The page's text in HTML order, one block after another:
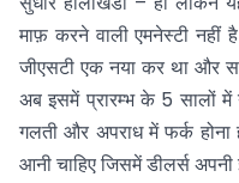
माफ़ करने वाली एमनेस्टी नहीं
जीएसटी एक नया कर था और
अब इसमें प्रारम्भ के 5 सालों
गलती और अपराध में फर्क होना
आनी चाहिए जिसमें डीलर्स